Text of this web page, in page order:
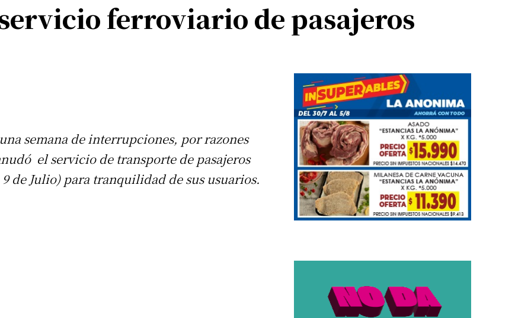
ferroviario de pasajeros
semana de interrupciones, por razones
el servicio de transporte de pasajeros
de Julio) para tranquilidad de sus usuarios.